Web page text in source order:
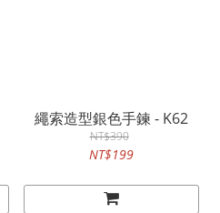
繩索造型銀色手鍊 - K62
NT$390
NT$199